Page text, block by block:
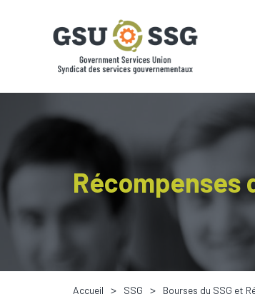
Récompenses
Accueil SSG Bourses du SSG et